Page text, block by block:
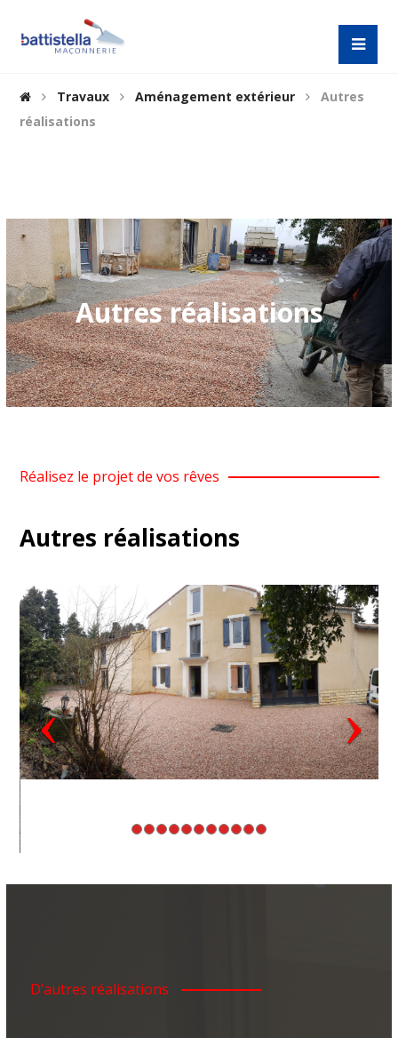
Travaux Aménagement extérieur
Autres
réalisations
Autres réalisations
Réalisez le projet de vos rêves
Autres réalisations
D’autres réalisations